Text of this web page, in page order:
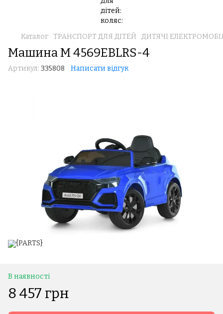
Каталог ТРАНСПОРТ ДЛЯ ДІТЕЙ ДИТЯЧІ
Машина M 4569EBLRS-4
Артикул: 335808 Написати відгук
В наявності
8 457 грн